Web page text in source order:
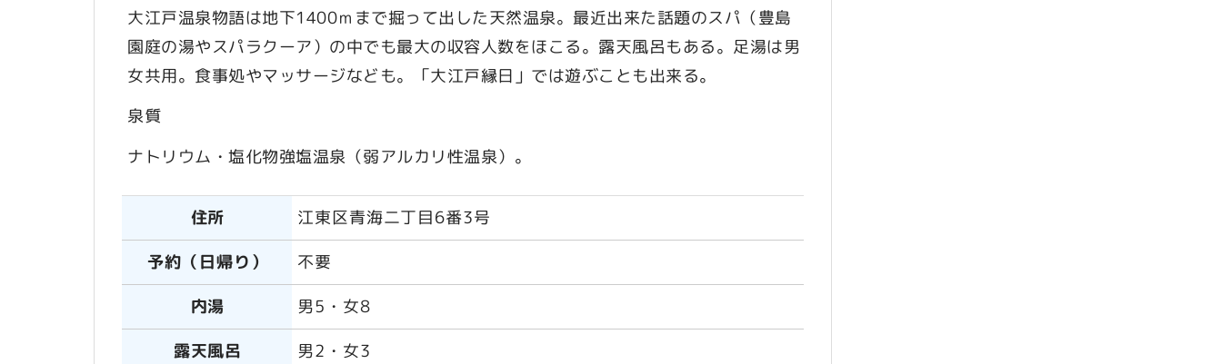
大江戸温泉物語は地下1400ｍまで掘って出した天然温泉。最近出来た話題のスパ（豊島
園庭の湯やスパラクーア）の中でも最大の収容人数をほこる。露天風呂もある。足湯は男
女共用。食事処やマッサージなども。「大江戸縁日」では遊ぶことも出来る。
泉質
ナトリウム・塩化物強塩温泉（弱アルカリ性温泉）。
住所
江東区青海二丁目6番3号
予約（日帰り）
不要
内湯
男5・女8
露天風呂
男2・女3